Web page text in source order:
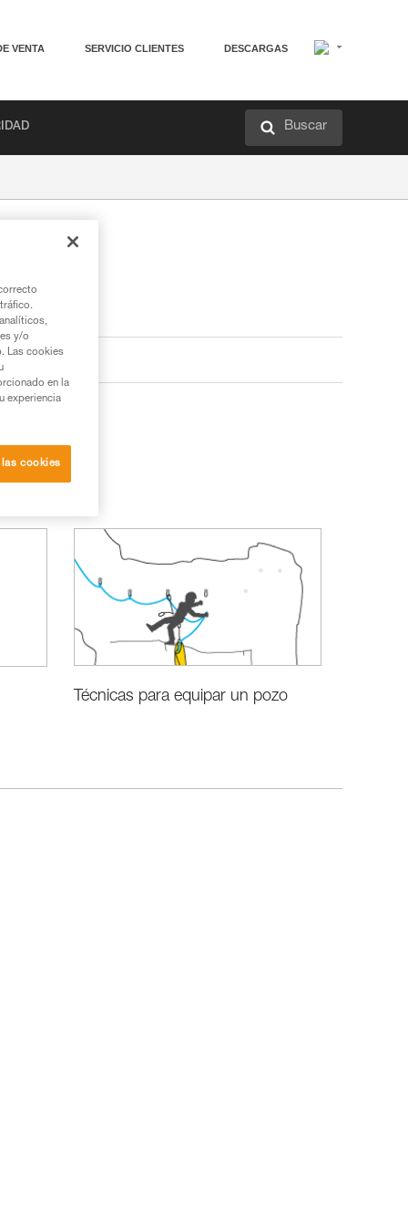
VENTA SERVICIO CLIENTES DESCARGAS
Buscar
Técnicas para equipar un pozo
y/o
Las cookies
en la
experiencia
cookies